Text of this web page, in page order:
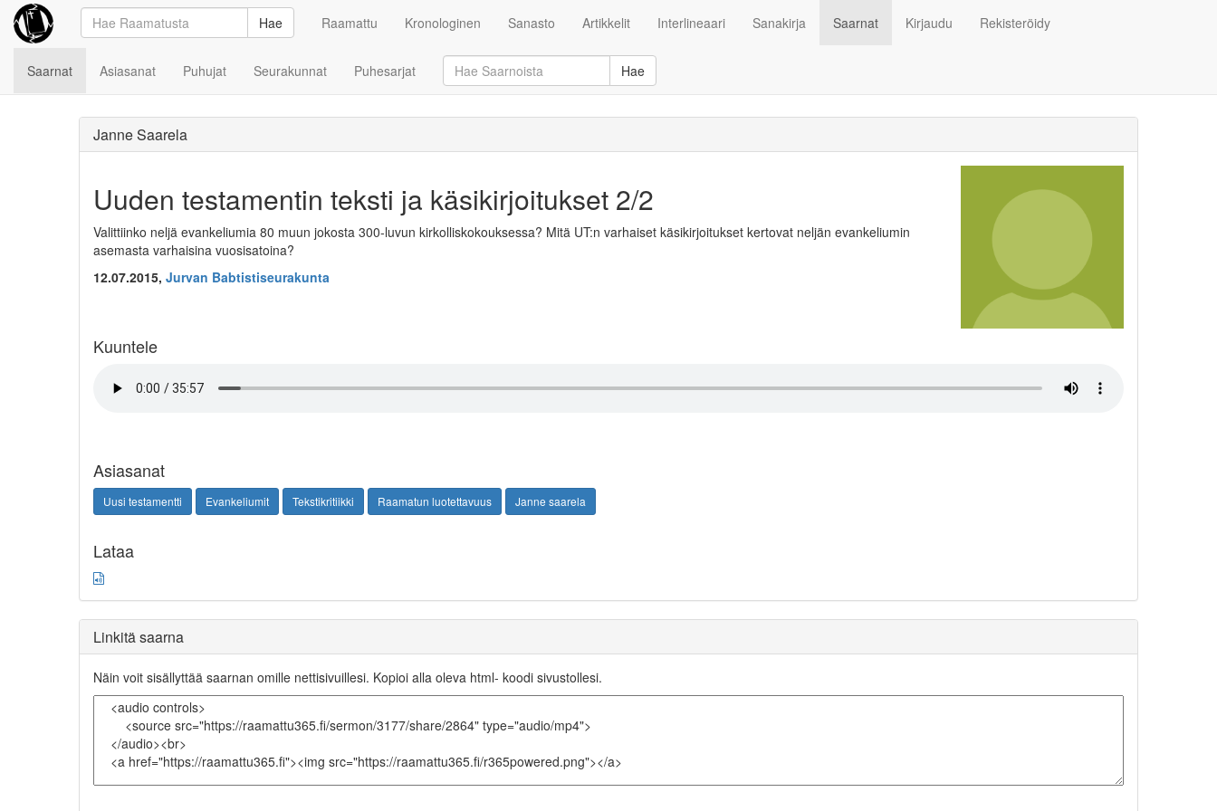
Hae Raamattu Kronologinen Sanasto Artikkelit Interlineaari Sanakirja Saarnat Kirjaudu Rekisteröidy
Saarnat Asiasanat Puhujat Seurakunnat Puhesarjat Hae
Janne Saarela
Uuden testamentin teksti ja käsikirjoitukset 2/2
Valittiinko neljä evankeliumia 80 muun jokosta 300-luvun kirkolliskokouksessa? Mitä UT:n varhaiset käsikirjoitukset kertovat neljän evankeliumin
asemasta varhaisina vuosisatoina?
12.07.2015, Jurvan Babtistiseurakunta
Kuuntele
Asiasanat
Uusi testamentti Evankeliumit Tekstikritiikki Raamatun luotettavuus Janne saarela
Lataa
Linkitä saarna
Näin voit sisällyttää saarnan omille nettisivuillesi. Kopioi alla oleva html- koodi sivustollesi.